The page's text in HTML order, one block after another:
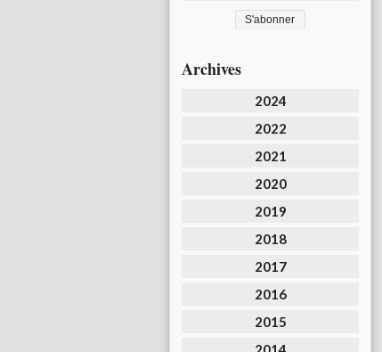
Archives
2024
2022
2021
2020
2019
2018
2017
2016
2015